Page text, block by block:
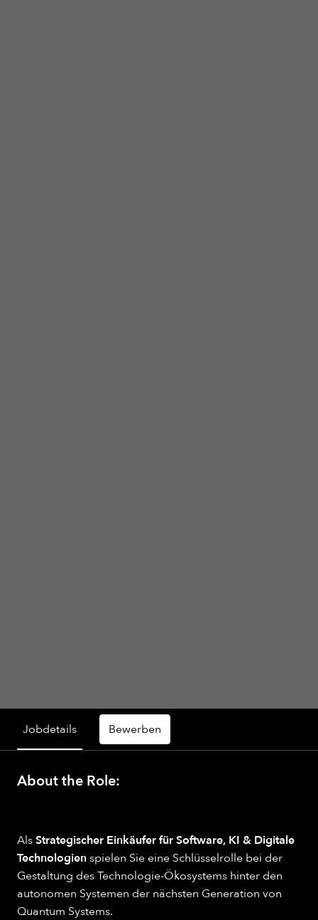
Jobdetails Bewerben
About the Role:
AlsStrategischer Einkäufer für Software, KI & Digitale
Technologienspielen Sie eine Schlüsselrolle bei der
Gestaltung des Technologie-Ökosystems hinter den
autonomen Systemen der nächsten Generation von
Quantum Systems.